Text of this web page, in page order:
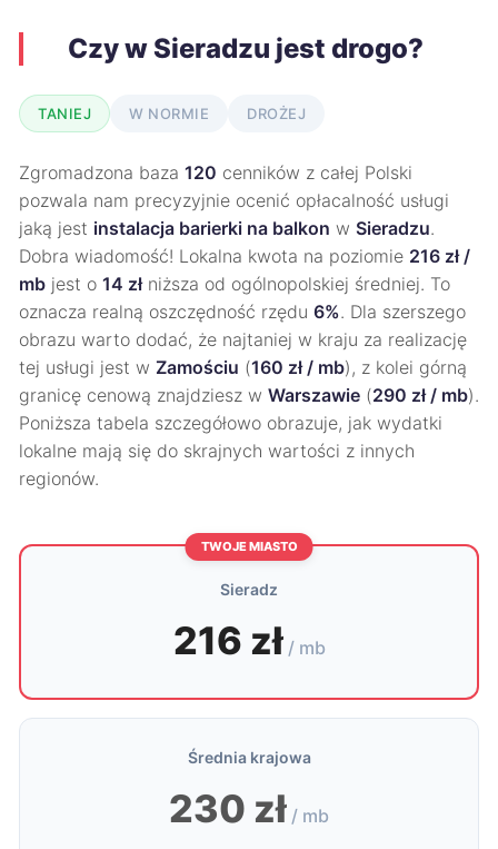
Czy w Sieradzu jest drogo?
TANIEJ W NORMIE DROŻEJ
Zgromadzona baza 120 cenników z całej Polski
pozwala nam precyzyjnie ocenić opłacalność usługi
jaką jest instalacja barierki na balkon w Sieradzu.
Dobra wiadomość! Lokalna kwota na poziomie 216 zł /
mb jest o 14 złniższa od ogólnopolskiej średniej. To
oznacza realną oszczędność rzędu 6%. Dla szerszego
obrazu warto dodać, że najtaniej w kraju za realizację
tej usługi jest w Zamościu (160 zł / mb), z kolei górną
granicę cenową znajdziesz w Warszawie (290 zł / mb).
Poniższa tabela szczegółowo obrazuje, jak wydatki
lokalne mają się do skrajnych wartości z innych
regionów.
TWOJE MIASTO
Sieradz
216 zł / mb
Średnia krajowa
230 zł / mb